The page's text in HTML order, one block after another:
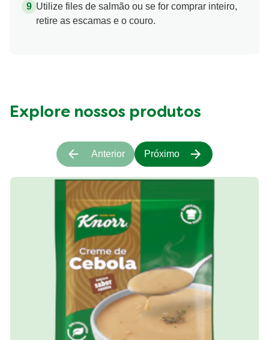
Utilize files de salmão ou se for comprar inteiro,
retire as escamas e o couro.
Explore nossos produtos
Anterior Próximo